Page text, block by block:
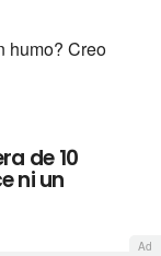
humo? Creo
de 10
ni un
Ad